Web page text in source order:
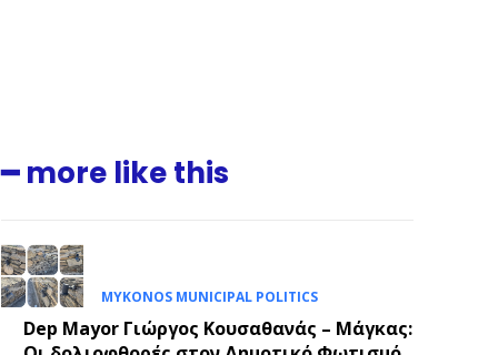
━ more like this
MYKONOS MUNICIPAL POLITICS
Dep Mayor Γιώργος Κουσαθανάς – Μάγκας: